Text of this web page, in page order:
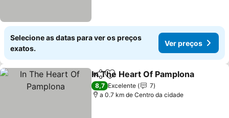
Selecione as datas para ver os preços
exatos.
Ver preços
PartilharAdicionar aos favoritos
In The Heart Of Pamplona
8,7 Excelente
7
a 0.7 km de Centro da cidade